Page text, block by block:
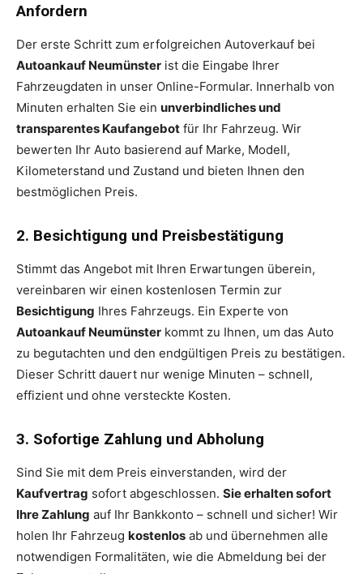
Anfordern
Der erste Schritt zum erfolgreichen Autoverkauf bei
Autoankauf Neumünster ist die Eingabe Ihrer
Fahrzeugdaten in unser Online-Formular. Innerhalb von
Minuten erhalten Sie ein unverbindliches und
transparentes Kaufangebot für Ihr Fahrzeug. Wir
bewerten Ihr Auto basierend auf Marke, Modell,
Kilometerstand und Zustand und bieten Ihnen den
bestmöglichen Preis.
2. Besichtigung und Preisbestätigung
Stimmt das Angebot mit Ihren Erwartungen überein,
vereinbaren wir einen kostenlosen Termin zur
Besichtigung Ihres Fahrzeugs. Ein Experte von
Autoankauf Neumünster kommt zu Ihnen, um das Auto
zu begutachten und den endgültigen Preis zu bestätigen.
Dieser Schritt dauert nur wenige Minuten – schnell,
effizient und ohne versteckte Kosten.
3. Sofortige Zahlung und Abholung
Sind Sie mit dem Preis einverstanden, wird der
Kaufvertrag sofort abgeschlossen. Sie erhalten sofort
Ihre Zahlung auf Ihr Bankkonto – schnell und sicher! Wir
holen Ihr Fahrzeug kostenlos ab und übernehmen alle
notwendigen Formalitäten, wie die Abmeldung bei der